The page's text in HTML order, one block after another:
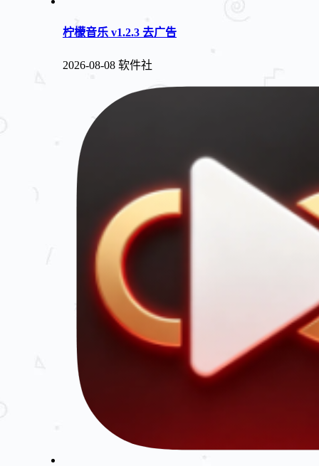
柠檬音乐 v1.2.3 去广告
2026-08-08 软件社